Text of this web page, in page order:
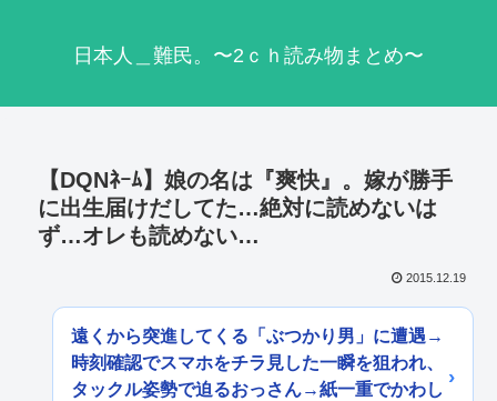
日本人＿難民。〜2ｃｈ読み物まとめ〜
【DQNﾈｰﾑ】娘の名は『爽快』。嫁が勝手
に出生届けだしてた…絶対に読めないは
ず…オレも読めない…
2015.12.19
遠くから突進してくる「ぶつかり男」に遭遇→
時刻確認でスマホをチラ見した一瞬を狙われ、
タックル姿勢で迫るおっさん→紙一重でかわし